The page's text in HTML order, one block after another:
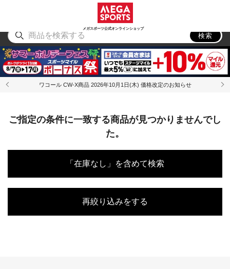
メガスポーツ公式オンラインショップ
アウトドア
検索
ワコール CW-X商品 2026年10月1日(木) 価格改定のお知らせ
ご指定の条件に一致する商品が見つかりませんでし
た。
「在庫なし」を含めて検索
再絞り込みをする